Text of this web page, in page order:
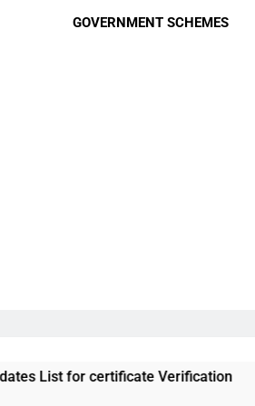
GOVERNMENT SCHEMES
Verification